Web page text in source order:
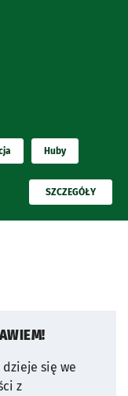
Huby
PRZECZYTAJ
SZCZEGÓŁY
się we
z